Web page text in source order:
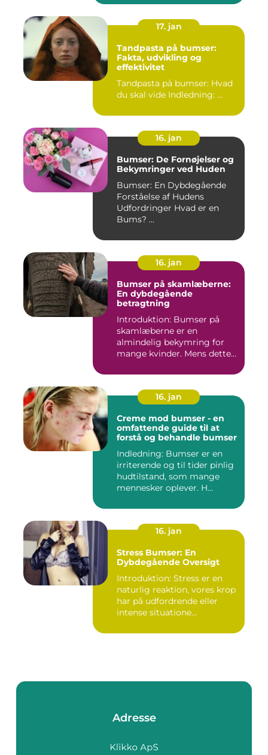
17. jan
Tandpasta på bumser:
Fakta, udvikling og
effektivitet
Tandpasta på bumser: Hvad
du skal vide Indledning: ...
16. jan
Bumser: De Fornøjelser og
Bekymringer ved Huden
Bumser: En Dybdegående
Forståelse af Hudens
Udfordringer Hvad er en
Bums? ...
16. jan
Bumser på skamlæberne:
En dybdegående
betragtning
Introduktion: Bumser på
skamlæberne er en
almindelig bekymring for
mange kvinder. Mens dette
16. jan
Creme mod bumser - en
omfattende guide til at
forstå og behandle bumser
Indledning: Bumser er en
irriterende og til tider pinlig
hudtilstand, som mange
mennesker oplever. H...
16. jan
Stress Bumser: En
Dybdegående Oversigt
Introduktion: Stress er en
naturlig reaktion, vores krop
har på udfordrende eller
intense situatione...
Adresse